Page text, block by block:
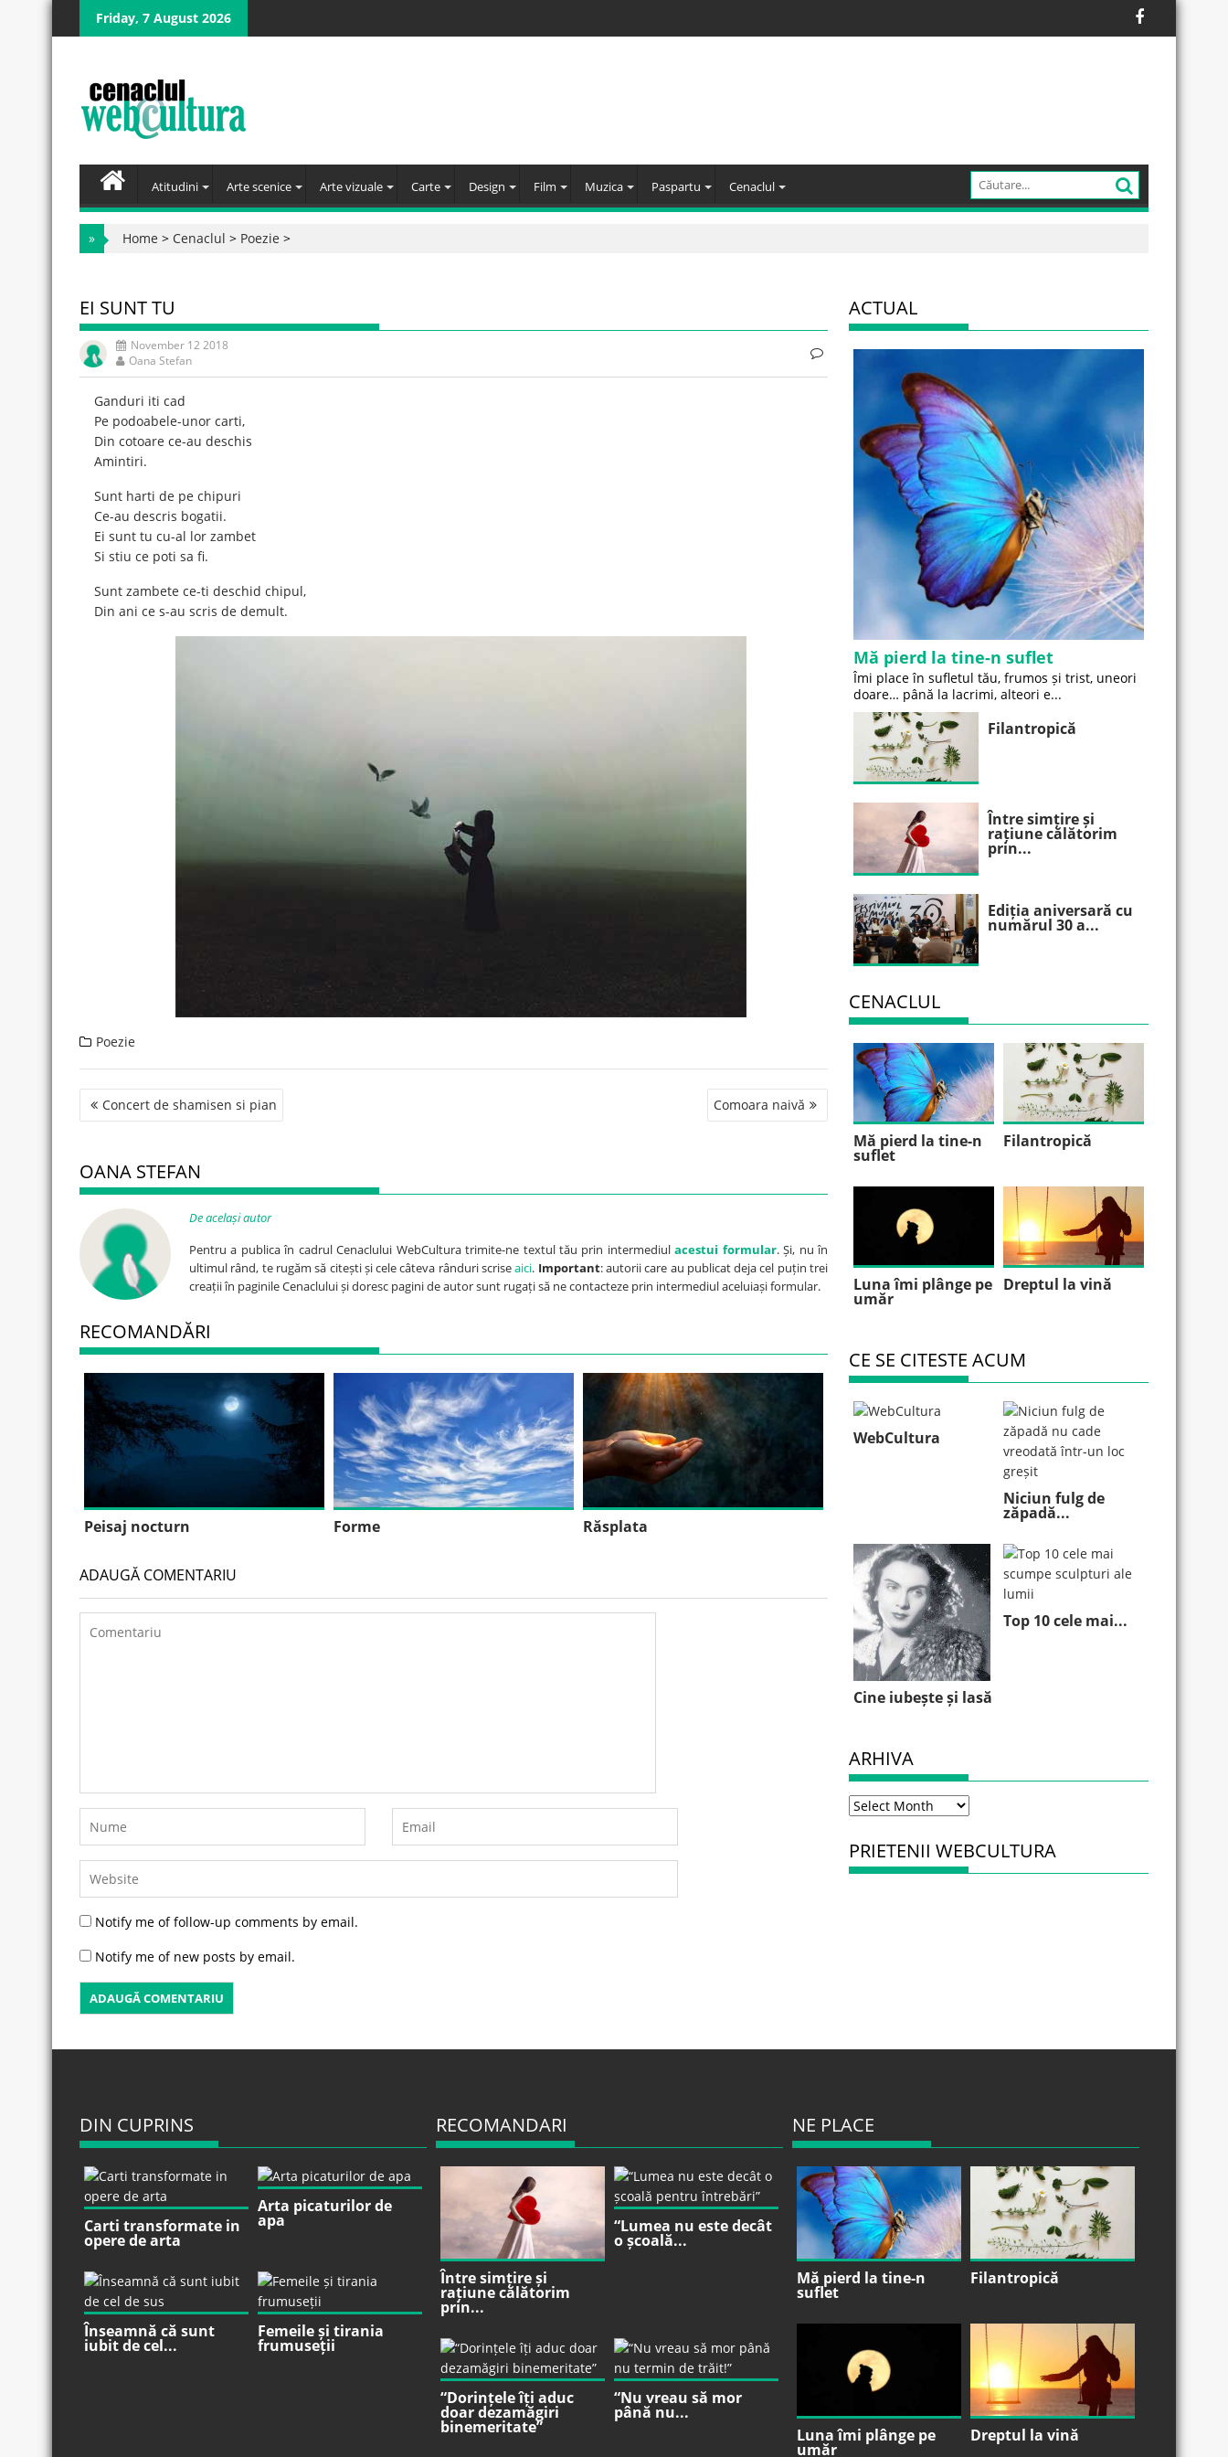
Skip
Friday, 7 August 2026
Atitudini Arte scenice Arte vizuale Carte Design Film Muzica Paspartu Cenaclul
» Home > Cenaclul > Poezie >
EI SUNT TU
November 12 2018
Oana Stefan
Ganduri iti cad
Pe podoabele-unor carti,
Din cotoare ce-au deschis
Amintiri.
Sunt harti de pe chipuri
Ce-au descris bogatii.
Ei sunt tu cu-al lor zambet
Si stiu ce poti sa fi.
Sunt zambete ce-ti deschid chipul,
Din ani ce s-au scris de demult.
Poezie
Post
navigation
Concert de shamisen si pian Comoara naivă
OANA STEFAN
De același autor
Pentru a publica în cadrul Cenaclului WebCultura trimite-ne textul tău prin intermediulacestui formular. Și, nu în
ultimul rând, te rugăm să citești și cele câteva rânduri scriseaici. Important: autorii care au publicat deja cel puțin trei
creații în paginile Cenaclului și doresc pagini de autor sunt rugați să ne contacteze prin intermediul aceluiași formular.
RECOMANDĂRI
Peisaj nocturn Forme Răsplata
ADAUGĂ COMENTARIU
Notify me of follow-up comments by email.
Notify me of new posts by email.
ACTUAL
Mă pierd la tine-n suflet
Îmi place în sufletul tău, frumos și trist, uneori
doare… până la lacrimi, alteori e...
Filantropică
Între simțire și
rațiune călătorim
prin...
Ediția aniversară cu
numărul 30 a...
CENACLUL
Mă pierd la tine-n
suflet
Filantropică
Luna îmi plânge pe
umăr
Dreptul la vină
CE SE CITESTE ACUM
WebCultura
Niciun fulg de
zăpadă...
Cine iubește și lasă
Top 10 cele mai...
ARHIVA
Arhiva
PRIETENII WEBCULTURA
DIN CUPRINS
Carti transformate in
opere de arta
Arta picaturilor de
apa
Înseamnă că sunt
iubit de cel...
Femeile și tirania
frumuseții
RECOMANDARI
Între simțire și
rațiune călătorim
prin...
“Lumea nu este decât
o școală...
“Dorințele îți aduc
doar dezamăgiri
binemeritate”
“Nu vreau să mor
până nu...
NE PLACE
Mă pierd la tine-n
suflet
Filantropică
Luna îmi plânge pe
umăr
Dreptul la vină